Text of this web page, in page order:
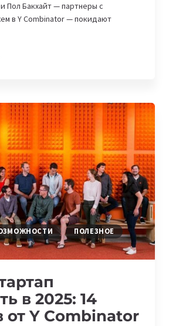
Пол Бакхайт — партнеры с
в Y Combinator — покидают
ПОЛЕЗНОЕ
в 2025: 14
от Y Combinator